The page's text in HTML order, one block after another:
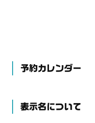
予約カレンダー
表示名について